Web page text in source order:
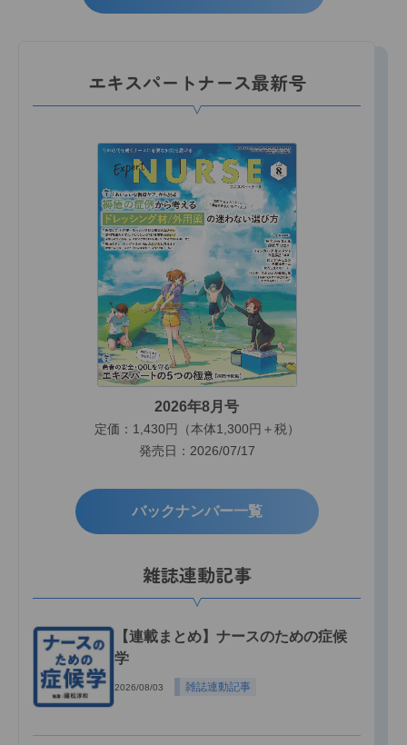
エキスパートナース最新号
2026年8月号
定価：1,430円（本体1,300円＋税）
発売日：2026/07/17
バックナンバー一覧
雑誌連動記事
【連載まとめ】ナースのための症候
学
2026/08/03 雑誌連動記事